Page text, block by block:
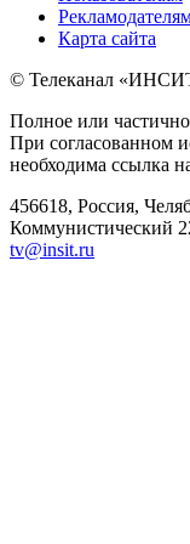
Карта сайта
© Телеканал
Полное или
При согласованном
необходима ссылка
456618, Россия,
Коммунистический
tv@insit.ru